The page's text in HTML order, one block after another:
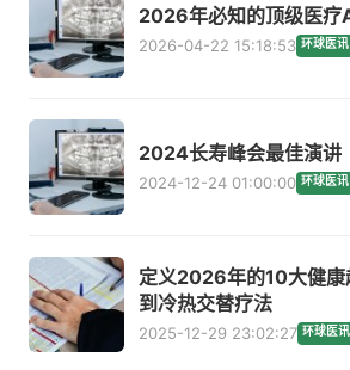
2026年必知的顶级医疗
2026-04-22 15:18:53 环球医讯
2024长寿峰会最佳演讲
2024-12-24 01:00:00 环球医讯
定义2026年的10大健康
到冷热交替疗法
2025-12-29 23:02:27 环球医讯